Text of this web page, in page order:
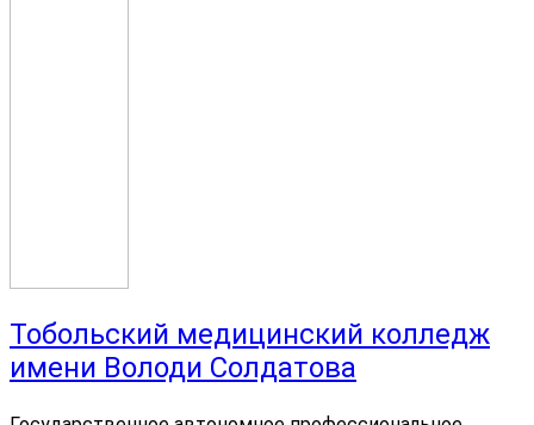
Тобольский медицинский колледж
имени Володи Солдатова